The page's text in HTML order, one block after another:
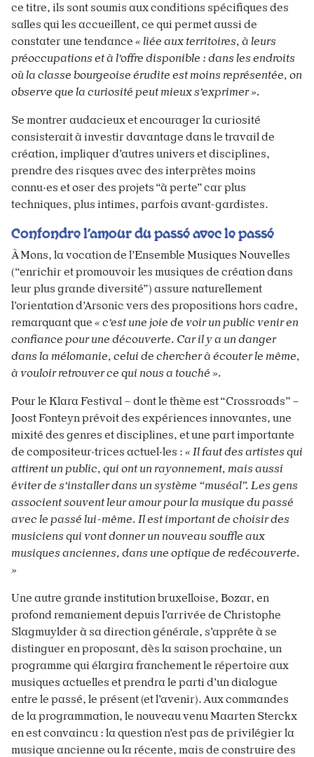
ce titre, ils sont soumis aux conditions spécifiques des
salles qui les accueillent, ce qui permet aussi de
constater une tendance « liée aux territoires, à leurs
préoccupations et à l’offre disponible : dans les endroits
où la classe bourgeoise érudite est moins représentée, on
observe que la curiosité peut mieux s’exprimer ».
Se montrer audacieux et encourager la curiosité
consisterait à investir davantage dans le travail de
création, impliquer d’autres univers et disciplines,
prendre des risques avec des interprètes moins
connu·es et oser des projets “à perte” car plus
techniques, plus intimes, parfois avant-gardistes.
Confondre l’amour du passé avec le passé
À Mons, la vocation de l’Ensemble Musiques Nouvelles
(“enrichir et promouvoir les musiques de création dans
leur plus grande diversité”) assure naturellement
l’orientation d’Arsonic vers des propositions hors cadre,
remarquant que « c’est une joie de voir un public venir en
confiance pour une découverte. Car il y a un danger
dans la mélomanie, celui de chercher à écouter le même,
à vouloir retrouver ce qui nous a touché ».
Pour le Klara Festival – dont le thème est “Crossroads” –
Joost Fonteyn prévoit des expériences innovantes, une
mixité des genres et disciplines, et une part importante
de compositeur·trices actuel·les : « Il faut des artistes qui
attirent un public, qui ont un rayonnement, mais aussi
éviter de s’installer dans un système “muséal”. Les gens
associent souvent leur amour pour la musique du passé
avec le passé lui-même. Il est important de choisir des
musiciens qui vont donner un nouveau souffle aux
musiques anciennes, dans une optique de redécouverte.
»
Une autre grande institution bruxelloise, Bozar, en
profond remaniement depuis l’arrivée de Christophe
Slagmuylder à sa direction générale, s’apprête à se
distinguer en proposant, dès la saison prochaine, un
programme qui élargira franchement le répertoire aux
musiques actuelles et prendra le parti d’un dialogue
entre le passé, le présent (et l’avenir). Aux commandes
de la programmation, le nouveau venu Maarten Sterckx
en est convaincu : la question n’est pas de privilégier la
musique ancienne ou la récente, mais de construire des